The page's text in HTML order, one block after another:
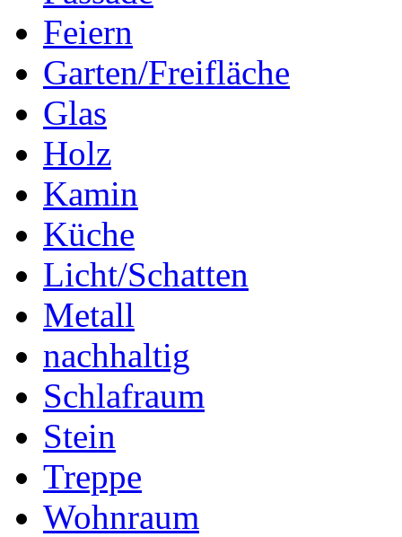
Feiern
Garten/Freifläche
Glas
Holz
Kamin
Küche
Licht/Schatten
Metall
nachhaltig
Schlafraum
Stein
Treppe
Wohnraum